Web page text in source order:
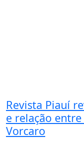
Revista Piauí
e relação
Vorcaro